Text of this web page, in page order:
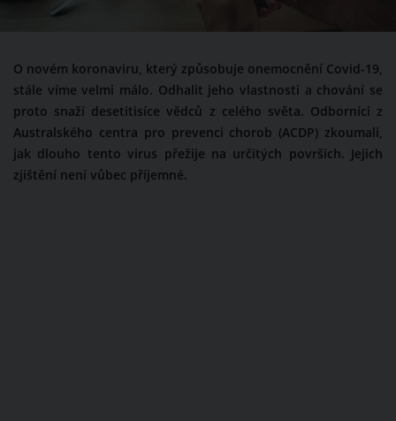
O novém koronaviru, který způsobuje onemocnění Covid-19,
stále víme velmi málo. Odhalit jeho vlastnosti a chování se
proto snaží desetitisíce vědců z celého světa. Odborníci z
Australského centra pro prevenci chorob (ACDP) zkoumali,
jak dlouho tento virus přežije na určitých površích. Jejich
zjištění není vůbec příjemné.